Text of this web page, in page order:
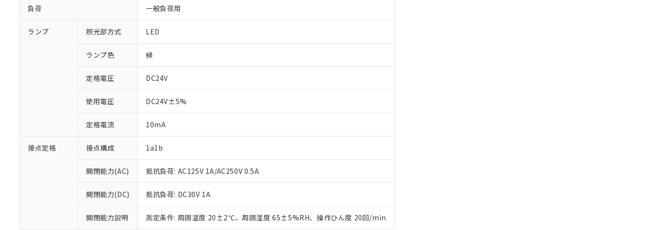
負荷 一般負荷用
ランプ 照光部方式 LED
ランプ色 緑
定格電圧 DC24V
使用電圧 DC24V±5%
定格電流 10mA
接点定格 接点構成 1a1b
開閉能力(AC) 抵抗負荷: AC125V 1A/AC250V 0.5A
開閉能力(DC) 抵抗負荷: DC30V 1A
開閉能力説明 測定条件: 周囲温度 20±2℃、周囲湿度 65±5%RH、操作ひん度 20回/min
※1 対応状況
対応済み：EU RoHS指令（10物質）の非含有に対応した製品が提供可能な商品です。
対応予定：EU RoHS指令（10物質）の非含有に対応した製品に切り替える予定のある商品です。